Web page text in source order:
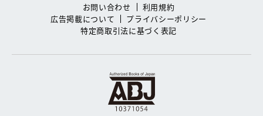
お問い合わせ
利用規約
広告掲載について
プライバシーポリシー
特定商取引法に基づく表記